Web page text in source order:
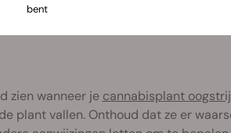
zien wanneer je cannabisplant
plant vallen. Onthoud dat ze er
bent